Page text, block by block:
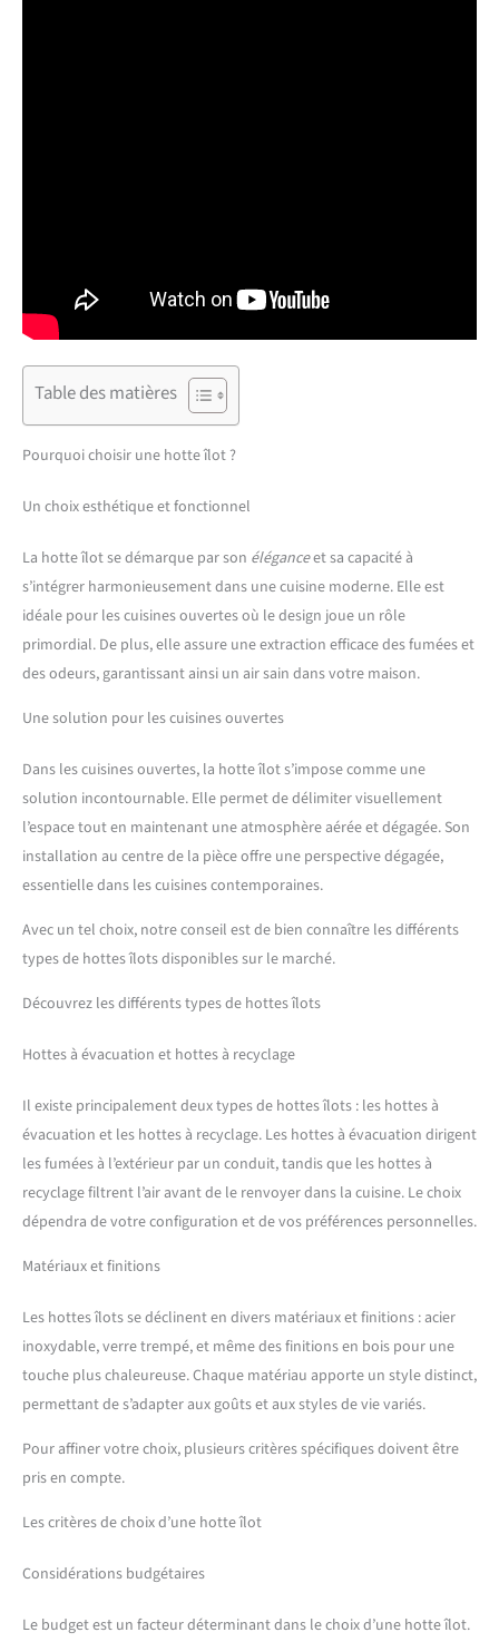
Table des matières
Pourquoi choisir une hotte îlot ?
Un choix esthétique et fonctionnel
La hotte îlot se démarque par son éléganceet sa capacité à
s’intégrer harmonieusement dans une cuisine moderne. Elle est
idéale pour les cuisines ouvertes où le design joue un rôle
primordial. De plus, elle assure une extraction efficace des fumées et
des odeurs, garantissant ainsi un air sain dans votre maison.
Une solution pour les cuisines ouvertes
Dans les cuisines ouvertes, la hotte îlot s’impose comme une
solution incontournable. Elle permet de délimiter visuellement
l’espace tout en maintenant une atmosphère aérée et dégagée. Son
installation au centre de la pièce offre une perspective dégagée,
essentielle dans les cuisines contemporaines.
Avec un tel choix, notre conseil est de bien connaître les différents
types de hottes îlots disponibles sur le marché.
Découvrez les différents types de hottes îlots
Hottes à évacuation et hottes à recyclage
Il existe principalement deux types de hottes îlots : les hottes à
évacuation et les hottes à recyclage. Les hottes à évacuation dirigent
les fumées à l’extérieur par un conduit, tandis que les hottes à
recyclage filtrent l’air avant de le renvoyer dans la cuisine. Le choix
dépendra de votre configuration et de vos préférences personnelles.
Matériaux et finitions
Les hottes îlots se déclinent en divers matériaux et finitions : acier
inoxydable, verre trempé, et même des finitions en bois pour une
touche plus chaleureuse. Chaque matériau apporte un style distinct,
permettant de s’adapter aux goûts et aux styles de vie variés.
Pour affiner votre choix, plusieurs critères spécifiques doivent être
pris en compte.
Les critères de choix d’une hotte îlot
Considérations budgétaires
Le budget est un facteur déterminant dans le choix d’une hotte îlot.